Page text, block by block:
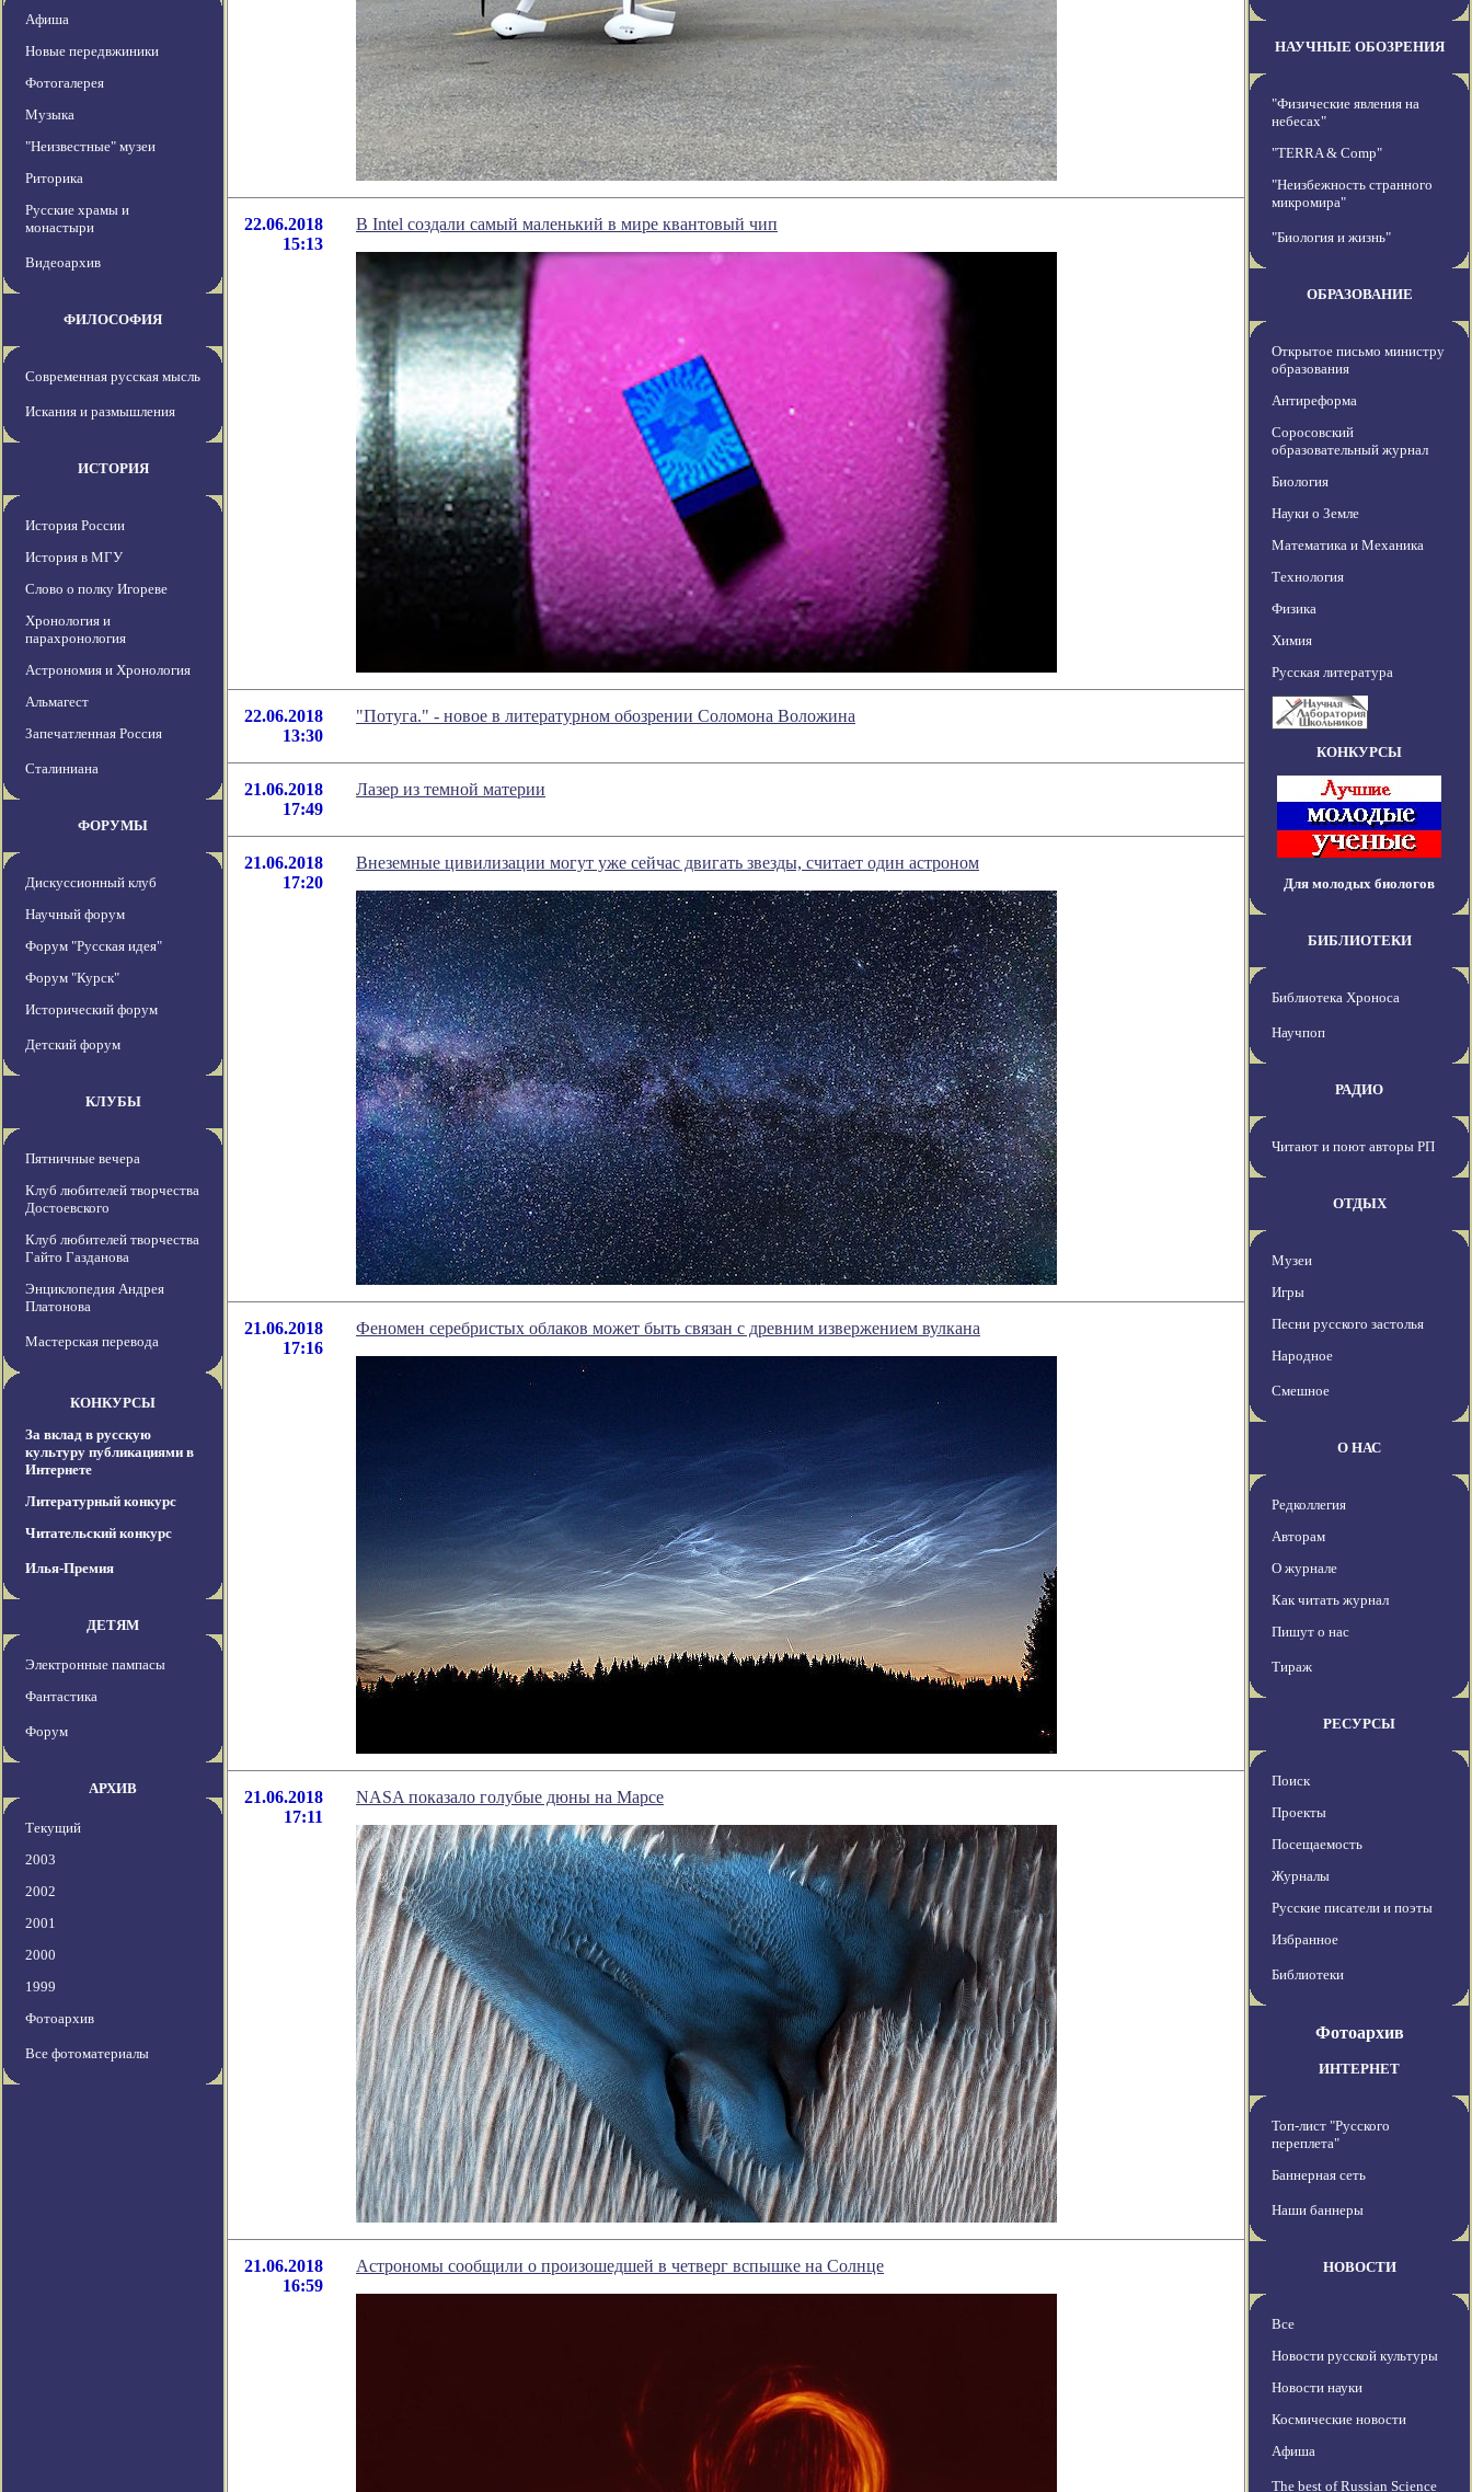
Афиша
Новые передвжиники
Фотогалерея
Музыка
"Неизвестные" музеи
Риторика
Русские храмы и
монастыри
Видеоархив
ФИЛОСОФИЯ
Современная русская мысль
Искания и размышления
ИСТОРИЯ
История России
История в МГУ
Слово о полку Игореве
Хронология и
парахронология
Астрономия и Хронология
Альмагест
Запечатленная Россия
Сталиниана
ФОРУМЫ
Дискуссионный клуб
Научный форум
Форум "Русская идея"
Форум "Курск"
Исторический форум
Детский форум
КЛУБЫ
Пятничные вечера
Клуб любителей творчества
Достоевского
Клуб любителей творчества
Гайто Газданова
Энциклопедия Андрея
Платонова
Мастерская перевода
КОНКУРСЫ
За вклад в русскую
культуру публикациями в
Интернете
Литературный конкурс
Читательский конкурс
Илья-Премия
ДЕТЯМ
Электронные пампасы
Фантастика
Форум
АРХИВ
Текущий
2003
2002
2001
2000
1999
Фотоархив
Все фотоматериалы
22.06.2018
15:13
В Intel создали самый маленький в мире квантовый чип
22.06.2018
13:30
"Потуга." - новое в литературном обозрении Соломона Воложина
21.06.2018
17:49
Лазер из темной материи
21.06.2018
17:20
Внеземные цивилизации могут уже сейчас двигать звезды, считает один астроном
21.06.2018
17:16
Феномен серебристых облаков может быть связан с древним извержением вулкана
21.06.2018
17:11
NASA показало голубые дюны на Марсе
21.06.2018
16:59
Астрономы сообщили о произошедшей в четверг вспышке на Солнце
НАУЧНЫЕ ОБОЗРЕНИЯ
"Физические явления на
небесах"
"TERRA & Comp"
"Неизбежность странного
микромира"
"Биология и жизнь"
ОБРАЗОВАНИЕ
Открытое письмо министру
образования
Антиреформа
Соросовский
образовательный журнал
Биология
Науки о Земле
Математика и Механика
Технология
Физика
Химия
Русская литература
КОНКУРСЫ
Для молодых биологов
БИБЛИОТЕКИ
Библиотека Хроноса
Научпоп
РАДИО
Читают и поют авторы РП
ОТДЫХ
Музеи
Игры
Песни русского застолья
Народное
Смешное
О НАС
Редколлегия
Авторам
О журнале
Как читать журнал
Пишут о нас
Тираж
РЕСУРСЫ
Поиск
Проекты
Посещаемость
Журналы
Русские писатели и поэты
Избранное
Библиотеки
Фотоархив
ИНТЕРНЕТ
Топ-лист "Русского
переплета"
Баннерная сеть
Наши баннеры
НОВОСТИ
Все
Новости русской культуры
Новости науки
Космические новости
Афиша
The best of Russian Science